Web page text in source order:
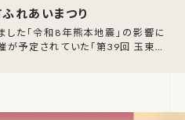
れあいまつり
た「令和8年熊本地震」の影響に
が予定されていた「第39回 玉東町